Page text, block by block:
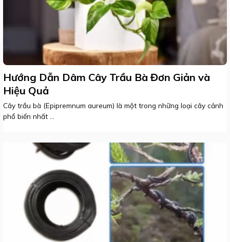
Hướng Dẫn Dâm Cây Trầu Bà Đơn Giản và
Hiệu Quả
Cây trầu bà (Epipremnum aureum) là một trong những loại cây cảnh
phổ biến nhất ...